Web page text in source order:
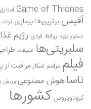
Game of Thrones استایل
آفیس برترین‌ها بیماری ترفند
دستور تهیه روابط فردی رژیم
سلبریتی‌ها طبیعت
فیلم مراسم اسکارمراقبت
ناساهوش مصنوعی ورزش
کروناویروس کشورها